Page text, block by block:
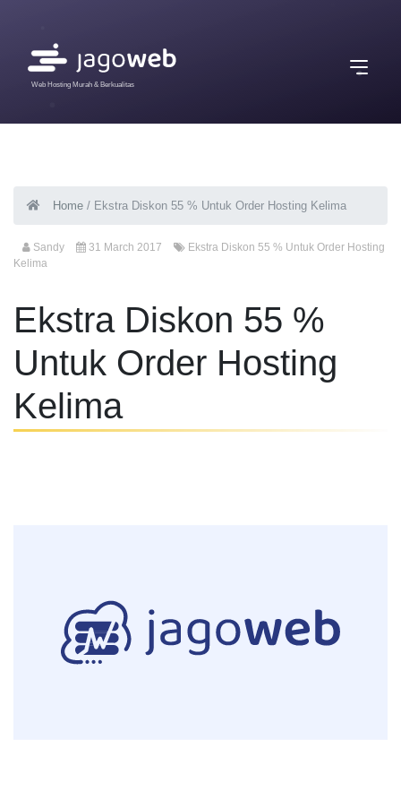
Web Hosting Murah & Berkualitas
Home / Ekstra Diskon 55 % Untuk Order Hosting Kelima
Sandy 31 March 2017
Ekstra Diskon 55 % Untuk Order Hosting
Kelima
Ekstra Diskon 55 %
Untuk Order Hosting
Kelima